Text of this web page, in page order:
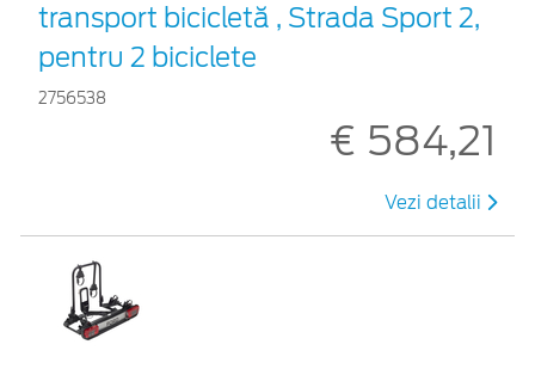
transport bicicletă , Strada Sport 2,
pentru 2 biciclete
2756538
€ 584,21
Vezi detalii